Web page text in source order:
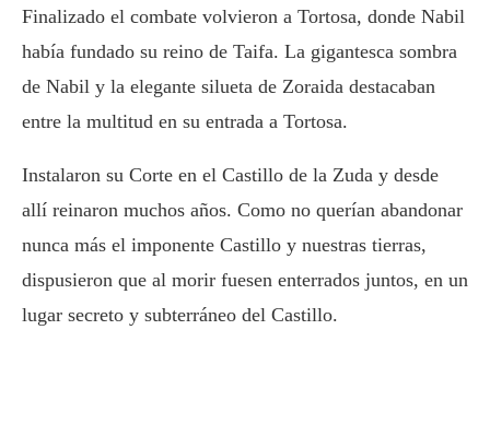
Finalizado el combate volvieron a Tortosa, donde Nabil
había fundado su reino de Taifa. La gigantesca sombra
de Nabil y la elegante silueta de Zoraida destacaban
entre la multitud en su entrada a Tortosa.
Instalaron su Corte en el Castillo de la Zuda y desde
allí reinaron muchos años. Como no querían abandonar
nunca más el imponente Castillo y nuestras tierras,
dispusieron que al morir fuesen enterrados juntos, en un
lugar secreto y subterráneo del Castillo.